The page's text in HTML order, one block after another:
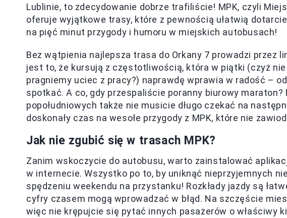
Lublinie, to zdecydowanie dobrze trafiliście! MPK, czyli
oferuje wyjątkowe trasy, które z pewnością ułatwią
na pięć minut przygody i humoru w miejskich autobusach!
Bez wątpienia najlepsza trasa do Orkany 7 prowadzi przez
jest to, że kursują z częstotliwością, która w piątki (czyż
pragniemy uciec z pracy?) naprawdę wprawia w radość –
spotkać. A co, gdy przespaliście poranny biurowy
popołudniowych także nie musicie długo czekać na
doskonały czas na wesołe przygody z MPK, które nie
Jak nie zgubić się w trasach MPK?
Zanim wskoczycie do autobusu, warto zainstalować
w internecie. Wszystko po to, by uniknąć nieprzyjemnych
spędzeniu weekendu na przystanku! Rozkłady jazdy są
cyfry czasem mogą wprowadzać w błąd. Na szczęście
więc nie krępujcie się pytać innych pasażerów o właściwy